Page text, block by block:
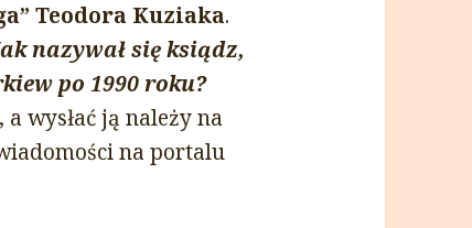
Teodora Kuziaka.
nazywał się ksiądz,
po 1990 roku?
wysłać ją należy na
na portalu